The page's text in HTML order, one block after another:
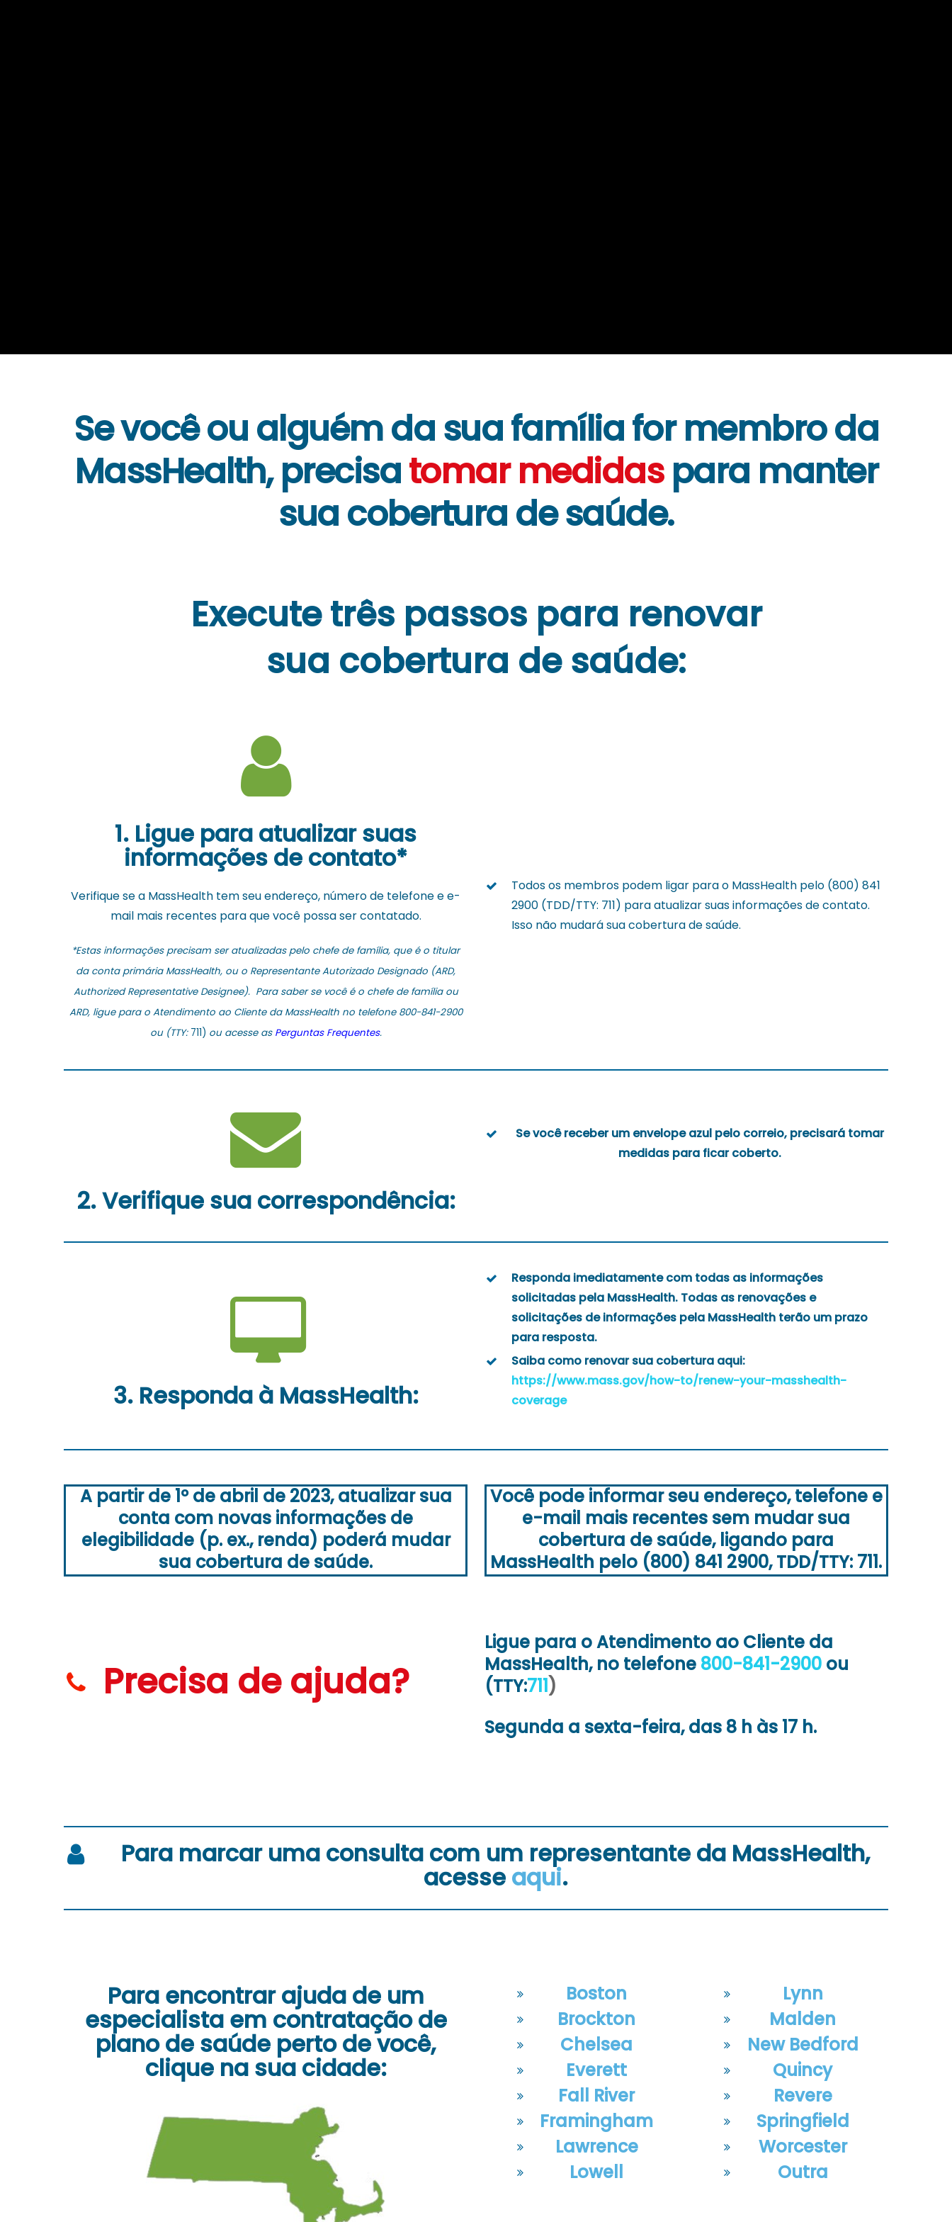
Se você ou alguém da sua família for membro da
MassHealth, precisatomar medidaspara manter
suacobertura de saúde.
Execute três passos para renovar
sua cobertura de saúde:
1. Ligue para atualizar suas
informações de contato*
Verifique se a MassHealth tem seu endereço, número de telefone e e-
mail mais recentes para que você possa ser contatado.
*Estas informações precisam ser atualizadas pelo chefe de família, que é o titular
da conta primária MassHealth, ou o Representante Autorizado Designado (ARD,
Authorized Representative Designee). Para saber se você é o chefe de família ou
ARD, ligue para o Atendimento ao Cliente da MassHealth no telefone 800-841-2900
ou (TTY:711) ou acesse as Perguntas Frequentes.
Todos os membros podem ligar para o MassHealth pelo (800) 841
2900 (TDD/TTY: 711) para atualizar suas informações de contato.
Isso não mudará sua cobertura de saúde.
2. Verifique sua correspondência:
Se você receber um envelope azul pelo correio, precisará tomar
medidas para ficar coberto.
3. Responda à MassHealth:
Responda imediatamente com todas as informações
solicitadas pela MassHealth. Todas as renovações e
solicitações de informações pela MassHealth terão um prazo
para resposta.
Saiba como renovar sua cobertura aqui:
https://www.mass.gov/how-to/renew-your-masshealth-
coverage
A partir de 1º de abril de 2023, atualizar sua
conta com novas informações de
elegibilidade (p. ex., renda) poderá mudar
sua cobertura de saúde.
Você pode informar seu endereço, telefone e
e-mail mais recentes sem mudar sua
cobertura de saúde, ligando para
MassHealth pelo (800) 841 2900, TDD/TTY: 711.
Precisa de ajuda?
Ligue para o Atendimento ao Cliente da
MassHealth, no telefone 800-841-2900 ou
(TTY:711)
Segunda a sexta-feira, das 8 h às 17 h.
Para marcar uma consulta com um representante da MassHealth,
acesse aqui.
Para encontrar ajuda de um
especialista em contratação de
plano de saúde perto devocê,
clique na sua cidade:
Boston
Brockton
Chelsea
Everett
Fall River
Framingham
Lawrence
Lowell
Lynn
Malden
New Bedford
Quincy
Revere
Springfield
Worcester
Outra